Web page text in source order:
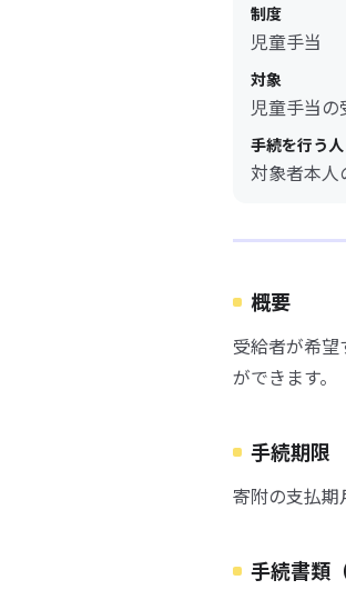
制度
児童手当
対象
児童手当
手続を行う人
対象者本人
概要
受給者が希
ができます。
手続期限
寄附の支払期
手続書類